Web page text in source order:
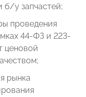
б/у запчастей;
проведения
44-ФЗ и 223-
ценовой
рынка